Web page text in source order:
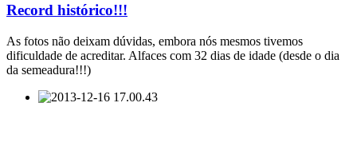
Record histórico!!!
As fotos não deixam dúvidas, embora nós mesmos tivemos
dificuldade de acreditar. Alfaces com 32 dias de idade (desde o dia
da semeadura!!!)